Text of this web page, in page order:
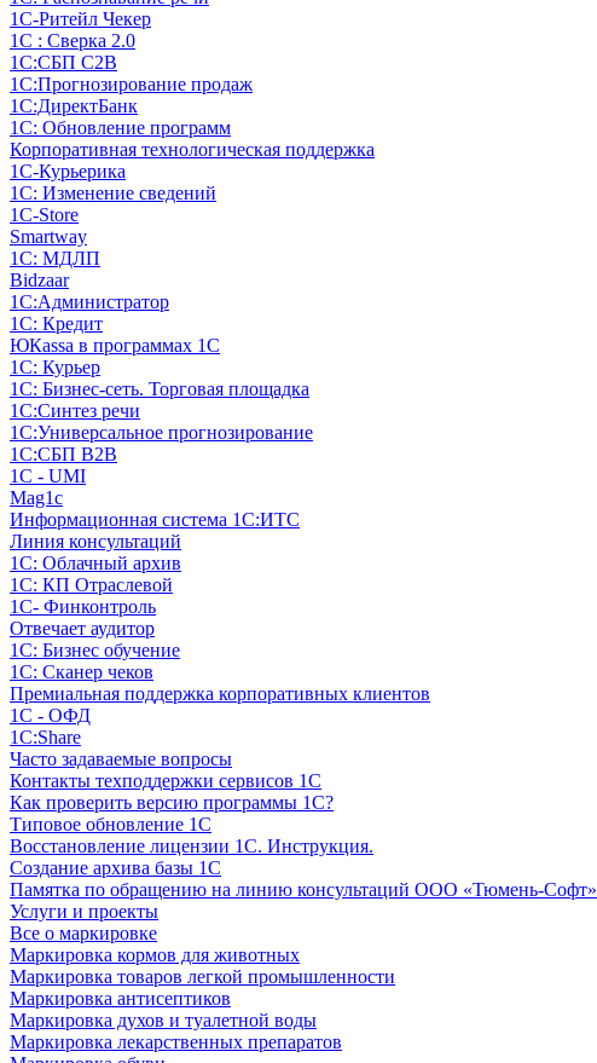
1C-Ритейл Чекер
1С : Сверка 2.0
1С:СБП C2B
1С:Прогнозирование продаж
1С:ДиректБанк
1С: Обновление программ
Корпоративная технологическая поддержка
1С-Курьерика
1С: Изменение сведений
1C-Store
Smartway
1С: МДЛП
Bidzaar
1С:Администратор
1С: Кредит
ЮКаssа в программах 1С
1С: Курьер
1С: Бизнес-сеть. Торговая площадка
1С:Синтез речи
1С:Универсальное прогнозирование
1С:СБП B2B
1C - UMI
Mag1c
Информационная система 1С:ИТС
Линия консультаций
1С: Облачный архив
1С: КП Отраслевой
1С- Финконтроль
Отвечает аудитор
1С: Бизнес обучение
1С: Сканер чеков
Премиальная поддержка корпоративных клиентов
1С - ОФД
1С:Share
Часто задаваемые вопросы
Контакты техподдержки сервисов 1С
Как проверить версию программы 1С?
Типовое обновление 1С
Восстановление лицензии 1С. Инструкция.
Создание архива базы 1С
Памятка по обращению на линию консультаций ООО «Тюмень-Софт»
Услуги и проекты
Все о маркировке
Маркировка кормов для животных
Маркировка товаров легкой промышленности
Маркировка антисептиков
Маркировка духов и туалетной воды
Маркировка лекарственных препаратов